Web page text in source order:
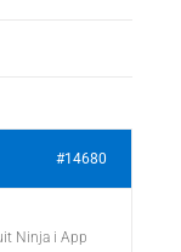
#14680
Ninja i App